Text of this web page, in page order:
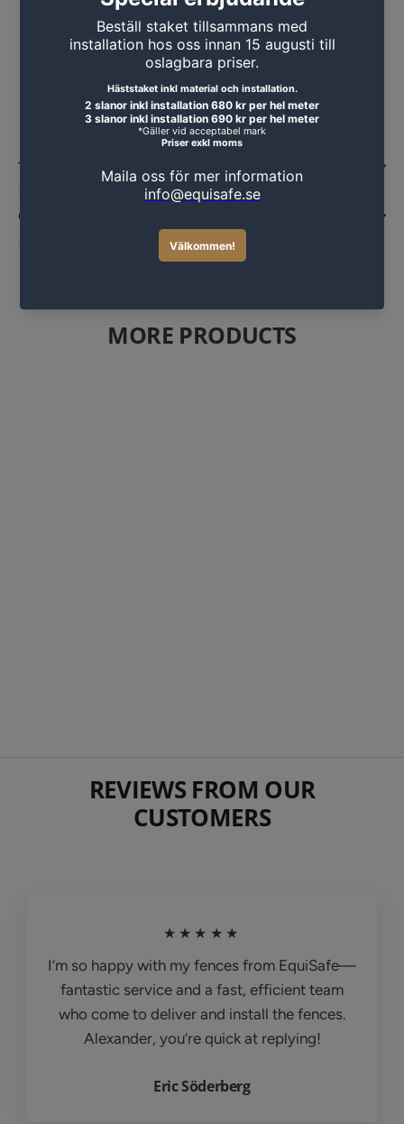
TRANSPORT INFORMATION
CONTACT US
MORE PRODUCTS
REVIEWS FROM OUR
CUSTOMERS
★★★★★
I’m so happy with my fences from EquiSafe—
fantastic service and a fast, efficient team
who come to deliver and install the fences.
Alexander, you’re quick at replying!
Eric Söderberg